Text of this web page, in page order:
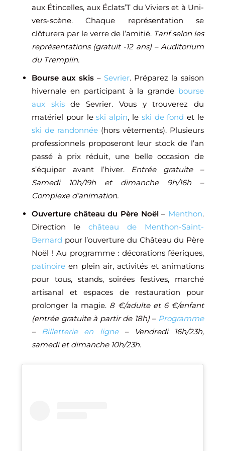
aux Étincelles, aux Éclats’T du Viviers et à Uni-
vers-scène. Chaque représentation se
clôturera par le verre de l’amitié. Tarif selon les
représentations (gratuit -12 ans) – Auditorium
du Tremplin.
Bourse aux skis – Sevrier. Préparez la saison
hivernale en participant à la grande bourse
aux skisde Sevrier. Vous y trouverez du
matériel pour leski alpin, le ski de fond et le
ski de randonnée (hors vêtements). Plusieurs
professionnels proposeront leur stock de l’an
passé à prix réduit, une belle occasion de
s’équiper avant l’hiver. Entrée gratuite –
Samedi 10h/19h et dimanche 9h/16h –
Complexe d’animation.
Ouverture château du Père Noël– Menthon.
Direction le château de Menthon-Saint-
Bernard pour l’ouverture du Château du Père
Noël ! Au programme : décorations féeriques,
patinoire en plein air, activités et animations
pour tous, stands, soirées festives, marché
artisanal et espaces de restauration pour
prolonger la magie. 8 €/adulte et 6 €/enfant
(entrée gratuite à partir de 18h) – Programme
– Billetterie en ligne– Vendredi 16h/23h,
samedi et dimanche 10h/23h.